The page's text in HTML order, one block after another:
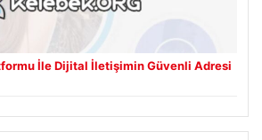
İle Dijital İletişimin Güvenli Adresi